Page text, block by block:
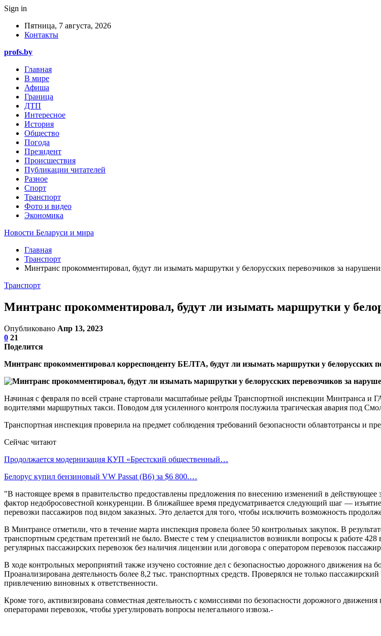
Sign in
Пятница, 7 августа, 2026
Контакты
profs.by
Главная
В мире
Афиша
Граница
ДТП
Интересное
История
Общество
Погода
Президент
Происшествия
Публикации читателей
Разное
Спорт
Транспорт
Фото и видео
Экономика
Новости Беларуси и мира
Главная
Транспорт
Минтранс прокомментировал, будут ли изымать маршрутки у белорусских перевозчиков за
Транспорт
Минтранс прокомментировал, будут ли изымать маршрутки у
Опубликовано Апр 13, 2023
0 21
Поделится
Минтранс прокомментировал корреспонденту БЕЛТА, будут ли изымать маршрутки у белорусских
Начиная с февраля по всей стране стартовали масштабные рейды Транспортной инспекции Минтранса
водителями маршрутных такси. Поводом для усиленного контроля послужила трагическая авария под
Транспортная инспекция проверила на предмет соблюдения требований безопасности облавтотрансы и
Сейчас читают
Продолжается модернизация КУП «Брестский общественный…
Белорус купил бензиновый VW Passat (B6) за $6 800.…
"В настоящее время в правительство предоставлены предложения по внесению изменений в действующее
фактор недобросовестной конкуренции. В ближайшее время предусматривается следующий шаг —
перевозки пассажиров под видом заказных. Это делается для того, чтобы исключить возможность
В Минтрансе отметили, что в течение марта инспекция провела более 50 контрольных закупок. В
транспортным средствам претензий не было. Вместе с тем у специалистов возникли вопросы к работе
регулярных пассажирских перевозок без наличия лицензии или договора с оператором перевозок
В ходе контрольных мероприятий также изучено состояние дел с безопасностью дорожного движения на
Проанализирована деятельность более 8,2 тыс. транспортных средств. Проверялся не только
привлечению виновных к ответственности.
Кроме того, активизирована совместная деятельность с комиссиями по безопасности дорожного
операторами перевозок, чтобы урегулировать вопросы нелегального извоза.-